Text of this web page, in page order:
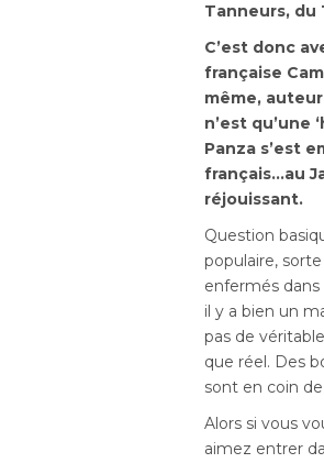
Tanneurs, du
C’est donc
française
même,
n’est qu’une
Panza s’est
français…au
réjouissant.
Question
populaire,
enfermés
il y a bien un
pas de
que réel. Des
sont en coin
Alors si vous
aimez entrer